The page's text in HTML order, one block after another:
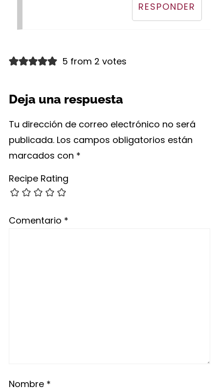
RESPONDER
5 from 2 votes
Deja una respuesta
Tu dirección de correo electrónico no será
publicada. Los campos obligatorios están
marcados con *
Recipe Rating
Comentario *
Nombre *